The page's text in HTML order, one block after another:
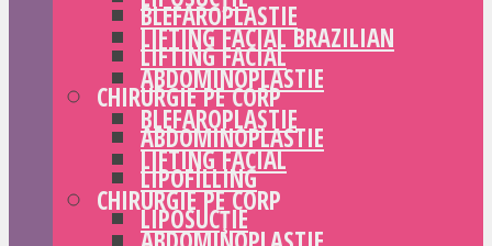
BLEFAROPLASTIE
LIFTING FACIAL
CHIRURGIE PE CORP
ABDOMINOPLASTIE
LIPOFILLING
LIPOSUCȚIE
LIFTING FACIAL BRAZILIAN
ABDOMINOPLASTIE
BLEFAROPLASTIE
LIFTING FACIAL
CHIRURGIE PE CORP